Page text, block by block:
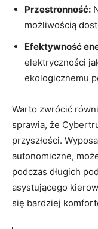
Przestronność:
możliwością⁤
Efektywność
elektryczności
ekologicznemu
Warto zwrócić⁢
sprawia, że
przyszłości.
autonomiczne,
podczas długich
‌asystującego
się bardziej